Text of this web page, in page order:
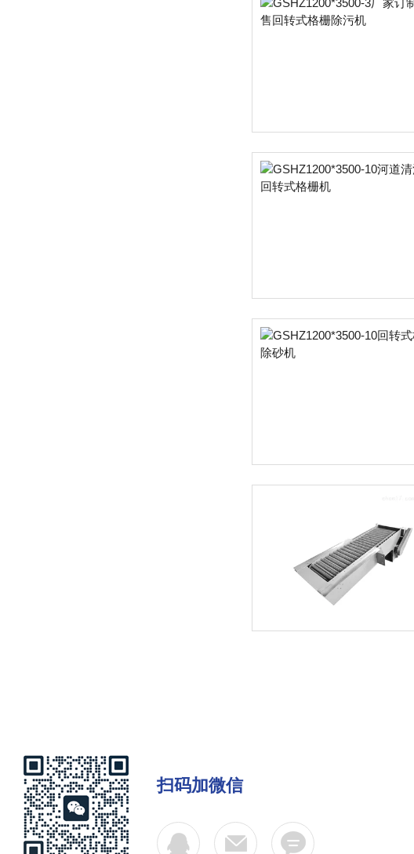
扫码加微信